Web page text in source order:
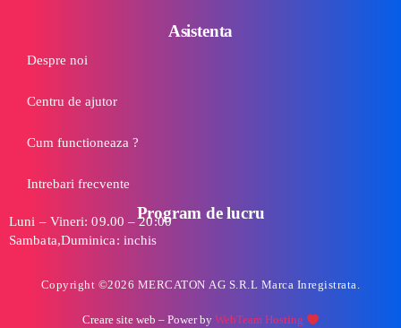
Asistenta
Despre noi
Centru de ajutor
Cum functioneaza ?
Intrebari frecvente
Program de lucru
Luni – Vineri: 09.00 – 20:00
Sambata,Duminica: inchis
Copyright ©2026 MERCATON AG S.R.L Marca Inregistrata.
Creare site web – Power by WebTeam Hosting